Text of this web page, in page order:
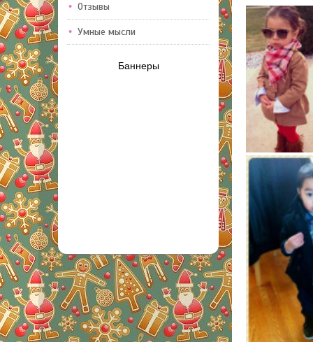
Отзывы
Умные мысли
Баннеры